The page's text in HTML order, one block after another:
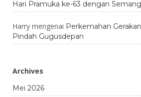
Hari Pramuka ke-63 dengan
Harry mengenai Perkemahan
Pindah Gugusdepan
Archives
Mei 2026